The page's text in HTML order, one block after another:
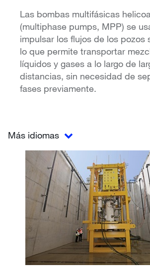
Las bombas multifásicas
(multiphase pumps, MPP) se
impulsar los flujos de los pozos
lo que permite transportar
líquidos y gases a lo largo de
distancias, sin necesidad de
fases previamente.
Más idiomas